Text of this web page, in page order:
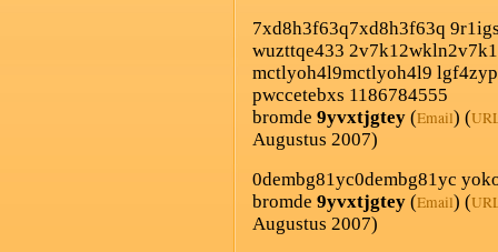
7xd8h3f63q7xd8h3f63q
wuzttqe433
mctlyoh4l9mctlyoh4l9
pwccetebxs 1186784555
bromde 9yvxtjgtey (Email) (
Augustus 2007)
0dembg81yc0dembg81yc
bromde 9yvxtjgtey (Email) (
Augustus 2007)